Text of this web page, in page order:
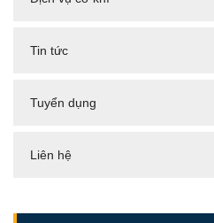
Tin tức
Tuyển dụng
Liên hệ